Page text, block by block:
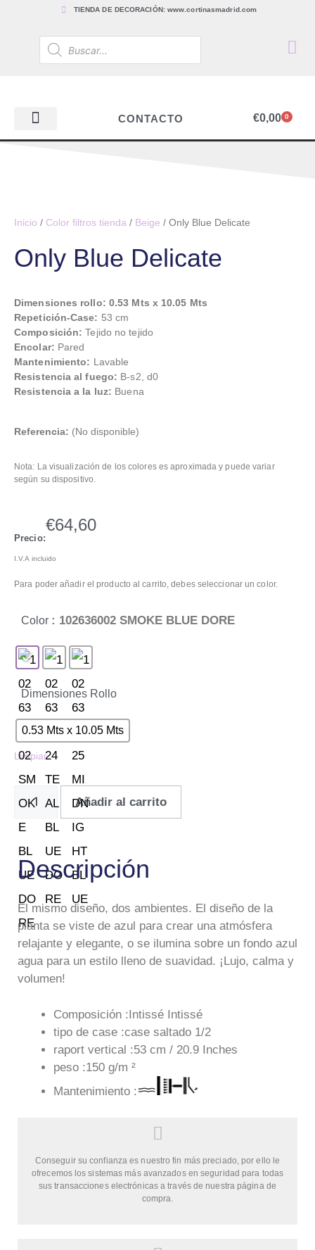
TIENDA DE DECORACIÓN: www.cortinasmadrid.com
CONTACTO €0,00 0
Inicio / Color filtros tienda / Beige / Only Blue Delicate
Only Blue Delicate
Dimensiones rollo: 0.53 Mts x 10.05 Mts
Repetición-Case: 53 cm
Composición: Tejido no tejido
Encolar: Pared
Mantenimiento: Lavable
Resistencia al fuego: B-s2, d0
Resistencia a la luz: Buena
Referencia: (No disponible)
Nota: La visualización de los colores es aproximada y puede variar
según su dispositivo.
Precio:
€64,60
I.V.A incluido
Para poder añadir el producto al carrito, debes seleccionar un color.
Color : 102636002 SMOKE BLUE DORE
Dimensiones Rollo
0.53 Mts x 10.05 Mts
Limpiar
Añadir al carrito
Descripción
El mismo diseño, dos ambientes. El diseño de la
planta se viste de azul para crear una atmósfera
relajante y elegante, o se ilumina sobre un fondo azul
agua para un estilo lleno de suavidad. ¡Lujo, calma y
volumen!
Composición :Intissé Intissé
tipo de case :case saltado 1/2
raport vertical :53 cm / 20.9 Inches
peso :150 g/m ²
Mantenimiento :
Conseguir su confianza es nuestro fin más preciado, por ello le
ofrecemos los sistemas más avanzados en seguridad para todas
sus transacciones electrónicas a través de nuestra página de
compra.